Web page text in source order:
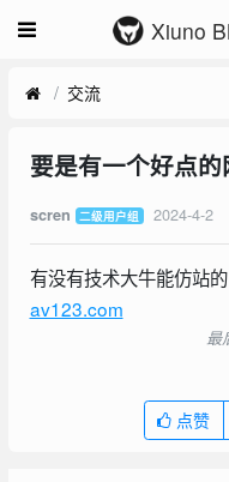
Xiuno
交流
要是有一个好点
scren 二级用户组 2024-4-2
有没有技术大牛能仿站
av123.com
最
点赞